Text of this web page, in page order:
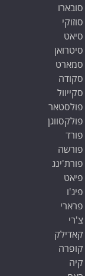
סובארו
סוזוקי
סיאט
סיטרואן
סמארט
סקודה
סקייוול
פולסטאר
פולקסווגן
פורד
פורשה
פורת'ינג
פיאט
פיג'ו
פרארי
צ'רי
קאדילק
קופרה
קיה
שלום 👋 אני
הצ'אטבוט של האתר!
צריך עזרה? התחל